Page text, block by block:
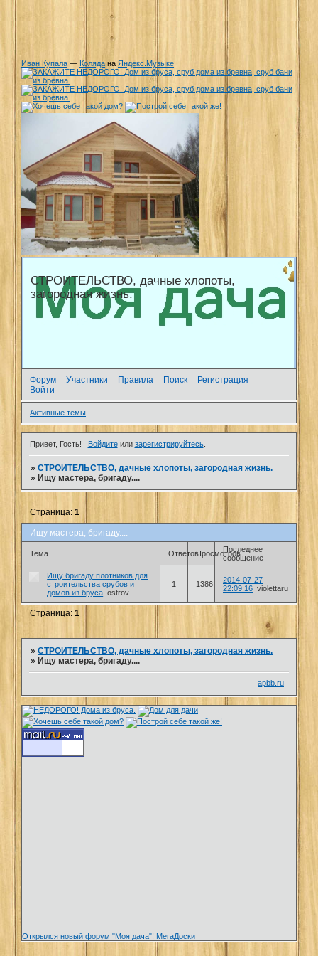
Иван Купала — Коляда на Яндекс.Музыке
СТРОИТЕЛЬСТВО, дачные хлопоты,
загородная жизнь.
Форум Участники Правила Поиск
Регистрация
Войти
Активные темы
Привет, Гость! Войдитеили зарегистрируйтесь.
»СТРОИТЕЛЬСТВО, дачные хлопоты, загородная жизнь.
»Ищу мастера, бригаду....
Ищу мастера, бригаду....
Страница:1
Тема ОтветовПросмотровПоследнее
сообщение
Ищу бригаду плотников для
строительства срубов и
домов из бруса ostrov
1 1386
2014-07-27
22:09:16 violettaru
Страница:1
»СТРОИТЕЛЬСТВО, дачные хлопоты, загородная жизнь.
»Ищу мастера, бригаду....
apbb.ru
Открылся новый форум "Моя дача"! МегаДоски